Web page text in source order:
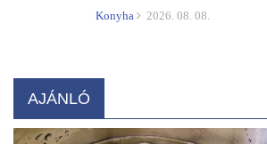
Konyha 2026. 08. 08.
AJÁNLÓ